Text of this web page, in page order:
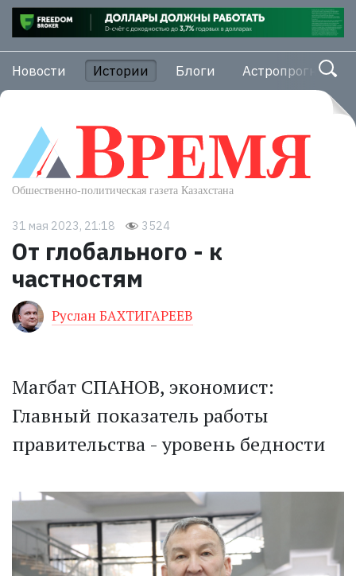
Новости Истории Блоги Астропрогноз
31 мая 2023, 21:18 3524
От глобального - к
частностям
Руслан БАХТИГАРЕЕВ
Магбат СПАНОВ, экономист:
Главный показатель работы
правительства - уровень бедности